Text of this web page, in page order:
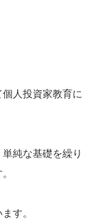
人投資家教育に
純な基礎を繰り
す。